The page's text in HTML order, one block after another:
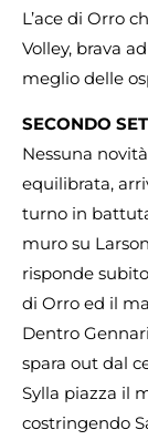
L’ace di Orro
Volley, brava
meglio delle
SECONDO SET
Nessuna
equilibrata,
turno in
muro su
risponde
di Orro ed il
Dentro
spara out dal
Sylla piazza il
costringendo